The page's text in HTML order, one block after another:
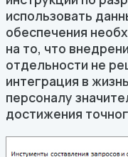
использовать
обеспечения
на то, что
отдельности не
интеграция в
персоналу
достижения